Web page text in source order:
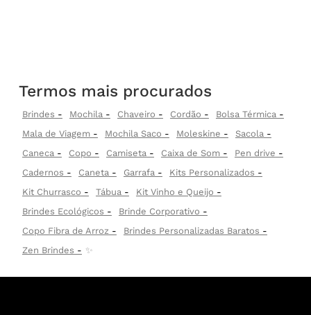
Termos mais procurados
Brindes Mochila Chaveiro Cordão
Bolsa Térmica
Mala de Viagem
Mochila Saco Moleskine
Sacola
Caneca
Copo Camiseta Caixa de Som
Pen drive
Cadernos
Caneta Garrafa
Kits Personalizados
Kit Churrasco
Tábua
Kit Vinho e Queijo
Brindes Ecológicos
Brinde Corporativo
Copo Fibra de Arroz
Brindes Personalizadas Baratos
Zen Brindes
✨